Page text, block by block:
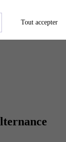
Tout accepter